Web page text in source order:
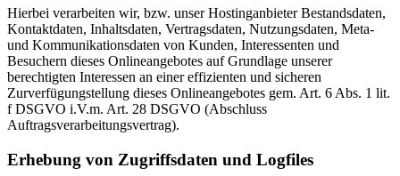
Hierbei verarbeiten wir, bzw. unser Hostinganbieter Bestandsdaten,
Kontaktdaten, Inhaltsdaten, Vertragsdaten, Nutzungsdaten, Meta-
und Kommunikationsdaten von Kunden, Interessenten und
Besuchern dieses Onlineangebotes auf Grundlage unserer
berechtigten Interessen an einer effizienten und sicheren
Zurverfügungstellung dieses Onlineangebotes gem. Art. 6 Abs. 1 lit.
f DSGVO i.V.m. Art. 28 DSGVO (Abschluss
Auftragsverarbeitungsvertrag).
Erhebung von Zugriffsdaten und Logfiles